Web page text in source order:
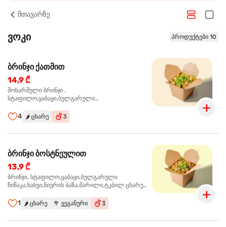
მთავარზე
ვოკი პროდუქტები 10
ბრინჯი ქათმით
14,9 ₾
მოხარშული ბრინჯი ,
სტაფილო,ყაბაყი,ბულგარული
ტკბილ ცხარე სოუსი,მწვანე ხახვი,სეზამის
მარცვლის ნაზავი,მზესუმზირის ზეთი,ბარდა
4 🌶️ ცხარე 3
ბრინჯი ბოსტნეულით
13,9 ₾
ბრინჯი, სტაფილო,ყაბაყი,ბულგარული
წიწაკა,ხახვი,ნივრის ბაზა,მარილი,ტკბილ ცხარე
ნაზავი,მზესუმზირის ზეთი ,ბარდა
1 🌶️ ცხარე 🥦 ვეგანური 3